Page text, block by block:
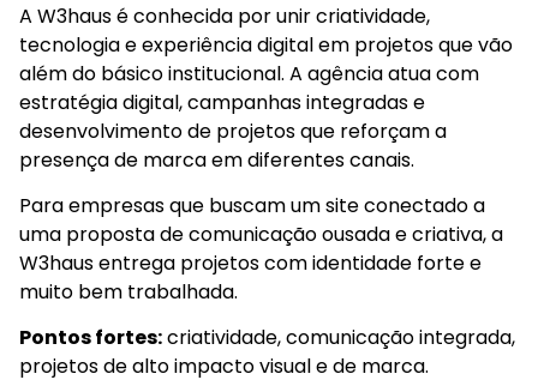
A W3haus é conhecida por unir criatividade,
tecnologia e experiência digital em projetos que vão
além do básico institucional. A agência atua com
estratégia digital, campanhas integradas e
desenvolvimento de projetos que reforçam a
presença de marca em diferentes canais.
Para empresas que buscam um site conectado a
uma proposta de comunicação ousada e criativa, a
W3haus entrega projetos com identidade forte e
muito bem trabalhada.
Pontos fortes:criatividade, comunicação integrada,
projetos de alto impacto visual e de marca.